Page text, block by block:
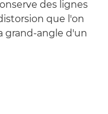
des lignes
que l'on
grand-angle d'un